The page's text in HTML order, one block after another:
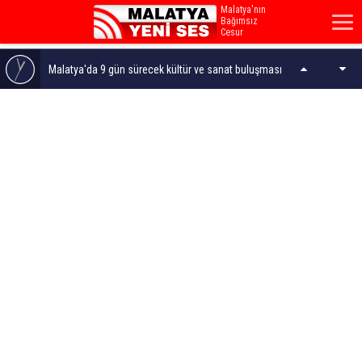
Malatya'nın
Bağımsız
Cesur
Sesi...
Malatya'da 9 gün sürecek kültür ve sanat buluşması